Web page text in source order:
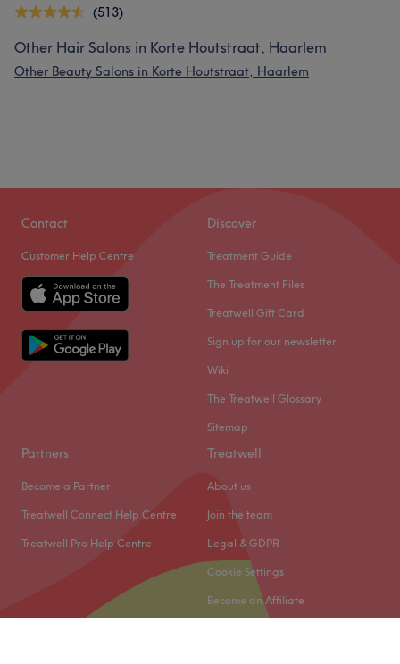
(513)
Other Hair Salons in Korte Houtstraat, Haarlem
Other Beauty Salons in Korte Houtstraat, Haarlem
Contact
Customer Help Centre
Discover
Treatment Guide
The Treatment Files
Treatwell Gift Card
Sign up for our newsletter
Wiki
The Treatwell Glossary
Sitemap
Partners
Become a Partner
Treatwell Connect Help Centre
Treatwell Pro Help Centre
Treatwell
About us
Join the team
Legal & GDPR
Cookie Settings
Become an Affiliate